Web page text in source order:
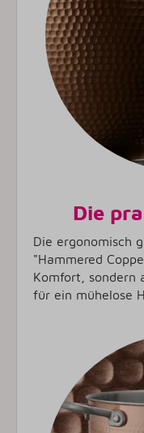
Die
Die ergonomisch
"Hammered
Komfort, sondern
für ein mühelose